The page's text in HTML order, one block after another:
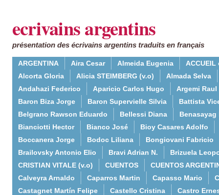
ecrivains argentins
présentation des écrivains argentins traduits en français
ARGENTINA Aira Cesar Almeida Eugenia
ACCUEIL
Alcorta Gloria
Alicia STEIMBERG (v.o)
Almada Selva
Andahazi Federico
Aparicio Carlos Hugo
Argemi Raul
Baron Biza Jorge
Baron Supervielle Silvia
Battista
Belgrano Rawson Eduardo
Bellessi Diana
Benasayag
Bianciotti Hector
Bianco José
Bioy Casares Adolfo
Boccanera Jorge
Bodoc Liliana
Bongiovani Fabricio
Brailovsky Antonio Elio
Bravi Adrian N.
Brizuela
CRISTIAN VITALE (v.o)
CUENTOS
CUENTOS
Calveyra Arnaldo
Caparros Martin Capasso Mario
Castagnet Martín Felipe
Castello Cristina
Castro